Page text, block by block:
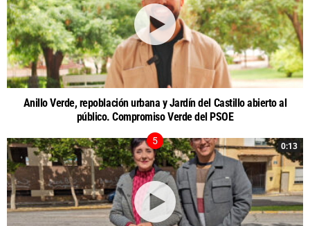
Anillo Verde, repoblación urbana y Jardín del Castillo abierto al
público. Compromiso Verde del PSOE
0:13